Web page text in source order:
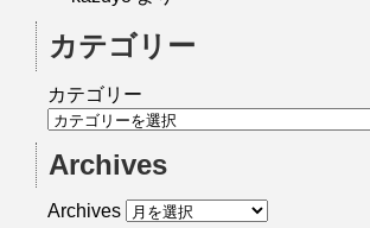
カテゴリー
カテゴリー
Archives
Archives